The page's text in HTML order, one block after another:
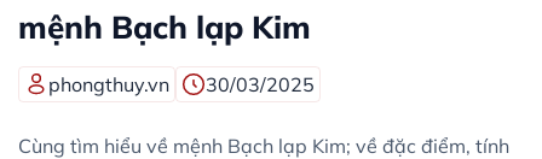
mệnh Bạch lạp Kim
phongthuy.vn 30/03/2025
Cùng tìm hiểu về mệnh Bạch lạp Kim; về đặc điểm, tính